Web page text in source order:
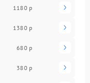
1180 р
1380 р
680 р
380 р